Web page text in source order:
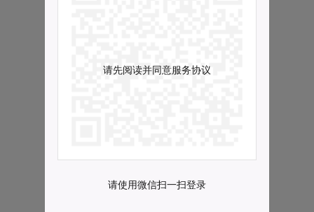
请先阅读并同意服务协议
请使用微信扫一扫登录